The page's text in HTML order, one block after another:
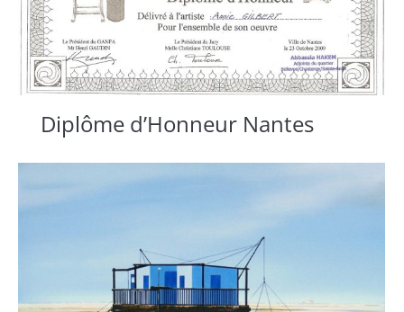
Diplôme d’Honneur Nantes